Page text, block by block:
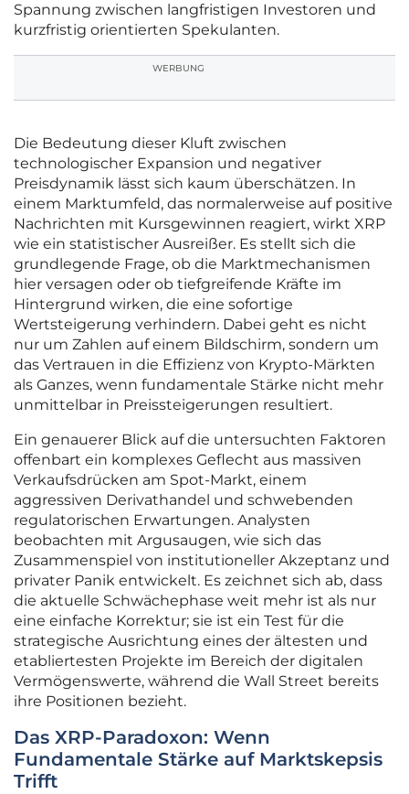
Spannung zwischen langfristigen Investoren und
kurzfristig orientierten Spekulanten.
WERBUNG
Die Bedeutung dieser Kluft zwischen
technologischer Expansion und negativer
Preisdynamik lässt sich kaum überschätzen. In
einem Marktumfeld, das normalerweise auf positive
Nachrichten mit Kursgewinnen reagiert, wirkt XRP
wie ein statistischer Ausreißer. Es stellt sich die
grundlegende Frage, ob die Marktmechanismen
hier versagen oder ob tiefgreifende Kräfte im
Hintergrund wirken, die eine sofortige
Wertsteigerung verhindern. Dabei geht es nicht
nur um Zahlen auf einem Bildschirm, sondern um
das Vertrauen in die Effizienz von Krypto-Märkten
als Ganzes, wenn fundamentale Stärke nicht mehr
unmittelbar in Preissteigerungen resultiert.
Ein genauerer Blick auf die untersuchten Faktoren
offenbart ein komplexes Geflecht aus massiven
Verkaufsdrücken am Spot-Markt, einem
aggressiven Derivathandel und schwebenden
regulatorischen Erwartungen. Analysten
beobachten mit Argusaugen, wie sich das
Zusammenspiel von institutioneller Akzeptanz und
privater Panik entwickelt. Es zeichnet sich ab, dass
die aktuelle Schwächephase weit mehr ist als nur
eine einfache Korrektur; sie ist ein Test für die
strategische Ausrichtung eines der ältesten und
etabliertesten Projekte im Bereich der digitalen
Vermögenswerte, während die Wall Street bereits
ihre Positionen bezieht.
Das XRP-Paradoxon: Wenn
Fundamentale Stärke auf Marktskepsis
Trifft